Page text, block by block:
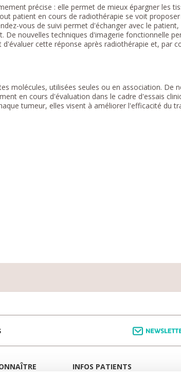
précise : elle permet de mieux épargner les
patient en cours de radiothérapie se voit
vous de suivi permet d'échanger avec le
De nouvelles techniques d'imagerie fonctionnelle
cette réponse après radiothérapie et, par
molécules, utilisées seules ou en association. De
en cours d'évaluation dans le cadre d'essais
tumeur, elles visent à améliorer l'efficacité du
INFOS PATIENTS